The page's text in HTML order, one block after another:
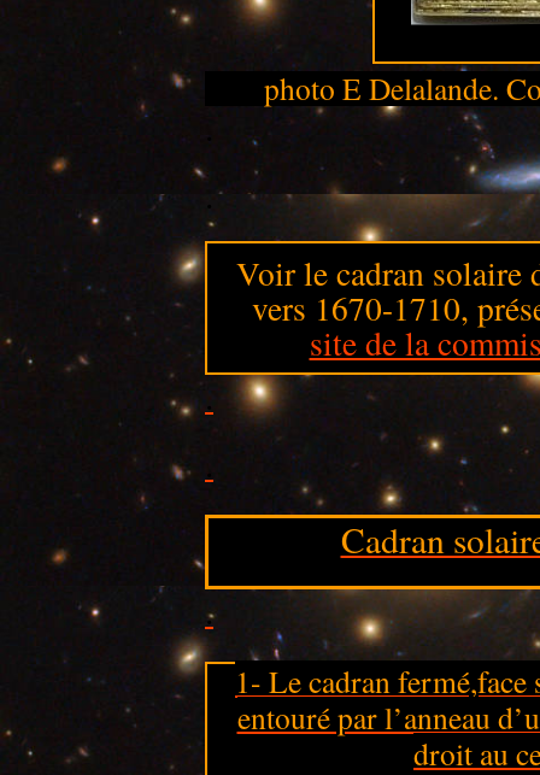
photo E Delalande.
.
Voir le cadran solaire
vers 1670-1710,
site de la
.
Cadran
.
1- Le cadran
entouré par l’anneau
droit au